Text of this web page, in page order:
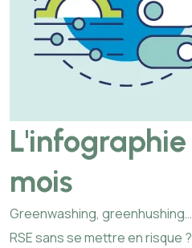
L'infographie
mois
Greenwashing,
RSE sans se mettre en risque ?